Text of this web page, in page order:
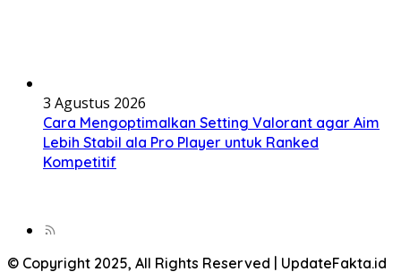
3 Agustus 2026
Cara Mengoptimalkan Setting Valorant agar Aim
Lebih Stabil ala Pro Player untuk Ranked
Kompetitif
© Copyright 2025, All Rights Reserved | UpdateFakta.id